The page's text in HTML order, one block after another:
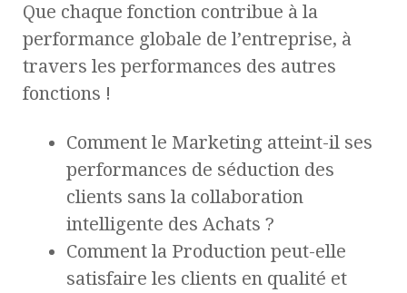
Que chaque fonction contribue à la
performance globale de l’entreprise, à
travers les performances des autres
fonctions !
Comment le Marketing atteint-il ses
performances de séduction des
clients sans la collaboration
intelligente des Achats ?
Comment la Production peut-elle
satisfaire les clients en qualité et